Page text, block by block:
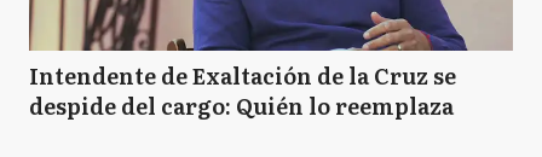
Intendente de Exaltación de la Cruz se
despide del cargo: Quién lo reemplaza